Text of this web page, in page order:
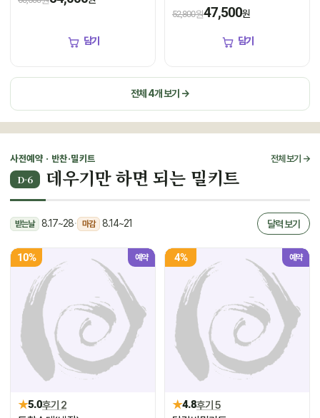
냉장
담기
1kg(5미~6미)
52,800원47,500원
담기
전체 4개 보기 →
사전예약 · 반찬·밀키트 전체 보기 →
D-6 데우기만 하면 되는 밀키트
받는날 8.17~28· 마감 8.14~21 달력 보기
10% 예약
★5.0후기 2
4% 예약
★4.8후기 5